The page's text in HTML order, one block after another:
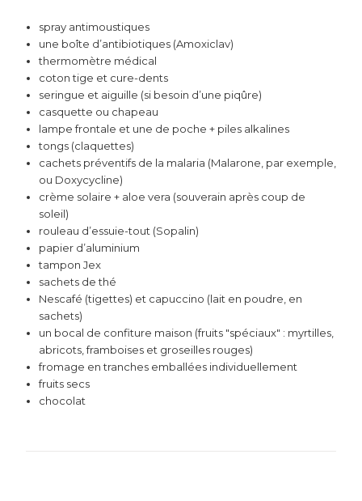
spray antimoustiques
une boîte d’antibiotiques (Amoxiclav)
thermomètre médical
coton tige et cure-dents
seringue et aiguille (si besoin d’une piqûre)
casquette ou chapeau
lampe frontale et une de poche + piles alkalines
tongs (claquettes)
cachets préventifs de la malaria (Malarone, par exemple,
ou Doxycycline)
crème solaire + aloe vera (souverain après coup de
soleil)
rouleau d’essuie-tout (Sopalin)
papier d’aluminium
tampon Jex
sachets de thé
Nescafé (tigettes) et capuccino (lait en poudre, en
sachets)
un bocal de confiture maison (fruits "spéciaux" : myrtilles,
abricots, framboises et groseilles rouges)
fromage en tranches emballées individuellement
fruits secs
chocolat